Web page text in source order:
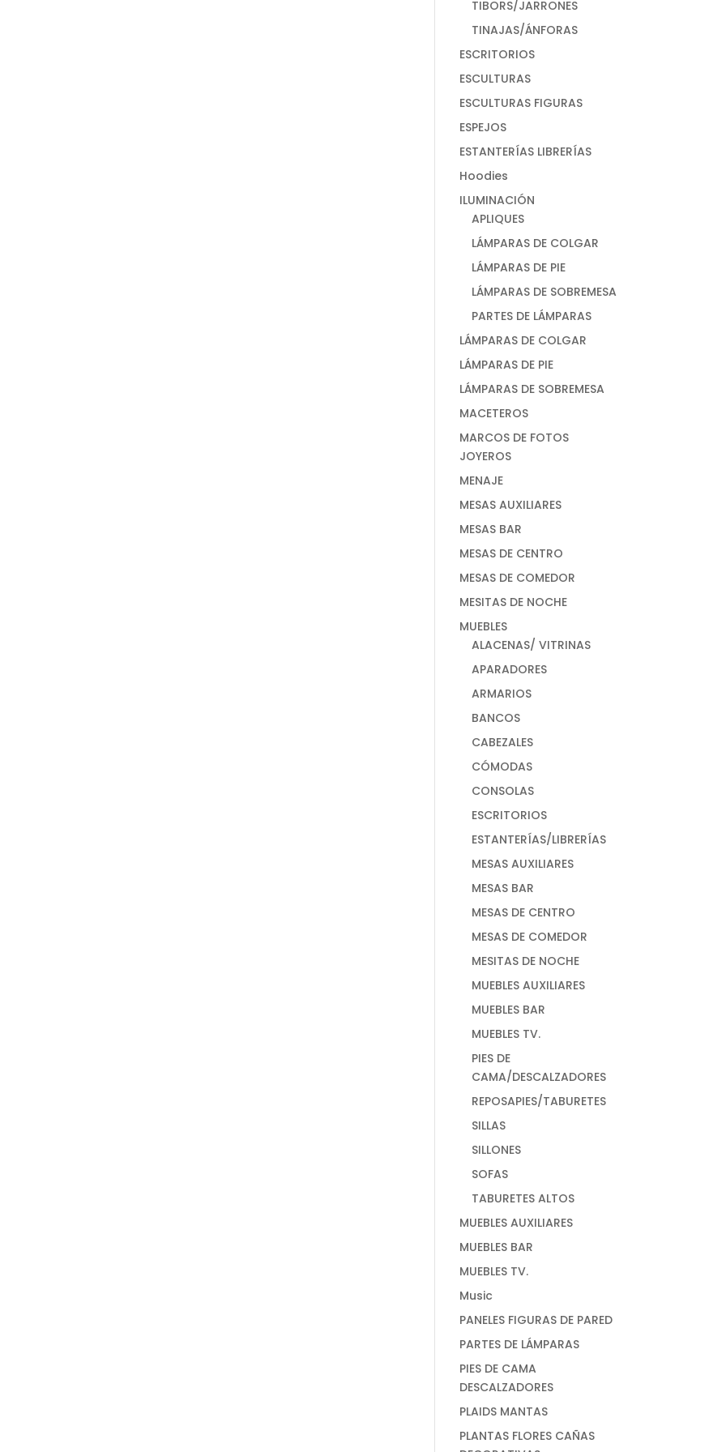
TIBORS/JARRONES
TINAJAS/ÁNFORAS
ESCRITORIOS
ESCULTURAS
ESCULTURAS FIGURAS
ESPEJOS
ESTANTERÍAS LIBRERÍAS
Hoodies
ILUMINACIÓN
APLIQUES
LÁMPARAS DE COLGAR
LÁMPARAS DE PIE
LÁMPARAS DE SOBREMESA
PARTES DE LÁMPARAS
LÁMPARAS DE COLGAR
LÁMPARAS DE PIE
LÁMPARAS DE SOBREMESA
MACETEROS
MARCOS DE FOTOS
JOYEROS
MENAJE
MESAS AUXILIARES
MESAS BAR
MESAS DE CENTRO
MESAS DE COMEDOR
MESITAS DE NOCHE
MUEBLES
ALACENAS/ VITRINAS
APARADORES
ARMARIOS
BANCOS
CABEZALES
CÓMODAS
CONSOLAS
ESCRITORIOS
ESTANTERÍAS/LIBRERÍAS
MESAS AUXILIARES
MESAS BAR
MESAS DE CENTRO
MESAS DE COMEDOR
MESITAS DE NOCHE
MUEBLES AUXILIARES
MUEBLES BAR
MUEBLES TV.
PIES DE
CAMA/DESCALZADORES
REPOSAPIES/TABURETES
SILLAS
SILLONES
SOFAS
TABURETES ALTOS
MUEBLES AUXILIARES
MUEBLES BAR
MUEBLES TV.
Music
PANELES FIGURAS DE PARED
PARTES DE LÁMPARAS
PIES DE CAMA
DESCALZADORES
PLAIDS MANTAS
PLANTAS FLORES CAÑAS